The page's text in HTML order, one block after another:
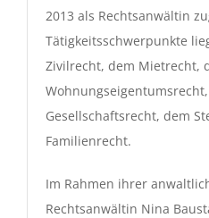
2013 als Rechtsanwältin
Tätigkeitsschwerpunkte
Zivilrecht, dem Mietrecht,
Gesellschaftsrecht, dem
Familienrecht.
Im Rahmen ihrer
Rechtsanwältin Nina